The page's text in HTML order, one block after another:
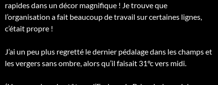
rapides dans un décor magnifique ! Je trouve que
l’organisation a fait beaucoup de travail sur certaines lignes,
c’était propre !
J’ai un peu plus regretté le dernier pédalage dans les champs et
les vergers sans ombre, alors qu’il faisait 31°c vers midi.